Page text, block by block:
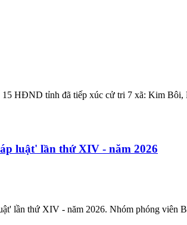
HĐND tỉnh đã tiếp xúc cử tri 7 xã: Kim
luật' lần thứ XIV - năm 2026
lần thứ XIV - năm 2026. Nhóm phóng viên